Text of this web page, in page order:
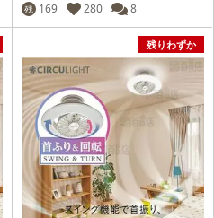
残 169 280 8
残りわずか